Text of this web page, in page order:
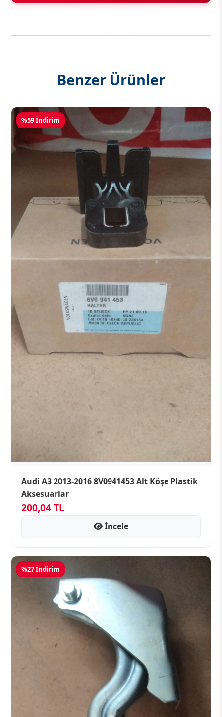
Benzer Ürünler
%59 İndirim
Audi A3 2013-2016 8V0941453 Alt Köşe Plastik
Aksesuarlar
200,04 TL
İncele
%27 İndirim